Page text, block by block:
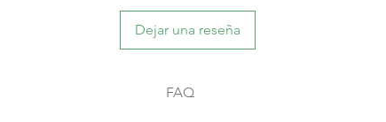
Dejar una reseña
FAQ